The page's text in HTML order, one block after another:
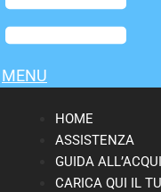
MENU
HOME
ASSISTENZA
GUIDA
CARICA QUI IL